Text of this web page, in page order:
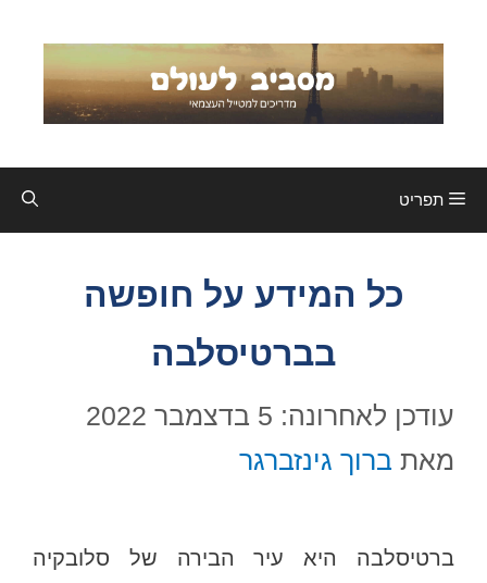
תפריט
כל המידע על חופשה
בברטיסלבה
עודכן לאחרונה: 5 בדצמבר 2022
מאת ברוך גינזברגר
ברטיסלבה היא עיר הבירה של סלובקיה